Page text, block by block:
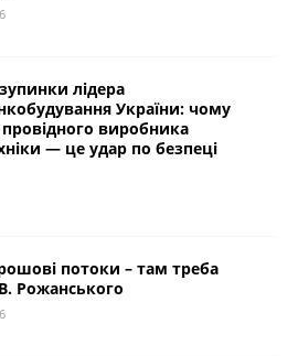
лідера
України: чому
виробника
— це удар по безпеці
потоки – там треба
Рожанського